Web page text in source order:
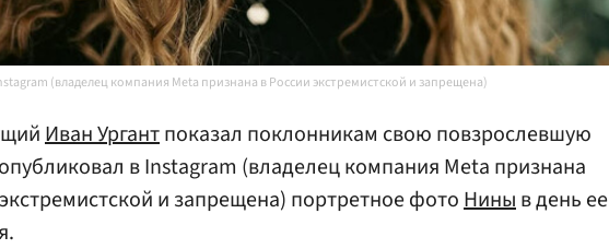
(владелец компания Meta признана в России экстремистской и запрещена)
Иван Ургантпоказал поклонникам свою повзрослевшую
в Instagram (владелец компания Meta признана
и запрещена) портретное фотоНиныв день ее